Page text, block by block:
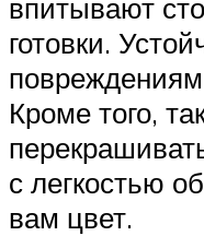
впитывают
готовки.
Кроме того,
с легкостью
вам цвет.